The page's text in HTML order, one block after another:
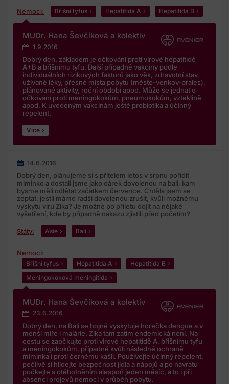
Nemoci: Břišní tyfus Hepatitida A Hepatitida B
MUDr. Hana Ševčíková a kolektiv
1.9.2016
Dobrý den, základem je očkování proti virové hepatitidě
A+B a břišnímu tyfu. Další případné vakcíny podle
individuálních rizikových faktorů jako věk, zdravotní stav,
užívané léky, přesné místa pobytu (město-venkov-prales),
plánované aktivity, roční období apod. Může se jednat o
očkování proti meningokokům, pneumokokům, vzteklině
apod. K uvedeným vakcínám ještě probiotika a účinný
repelent.
Více
14.6.2016
Dobrý den, plánujeme si s přítelem letos v srpnu pořídit
miminko a dostali jsme jako dárek dovolenou na bali, kam
bysme měli odlétat začátkem července. Chtěla jsem se
zeptat, jestli máme radši dovolenou zrušit, kvůli možnému
výskytu viru Zika? Je možné po příletu dojít na nějaké
vyšetření, kde by případně nákazu zjistili před početím?
Státy: Asie Bali
Nemoci:
Břišní tyfus Hepatitida A
Hepatitida B
Meningokoková meningitida
MUDr. Hana Ševčíková a kolektiv
23.6.2016
Dobrý den, na Bali se hojně vyskytuje horečka dengue a v
menší míře i malárie. Zika tam zatím endemická není. Na
cestu se zaočkujte proti virové hepatitidě A, břišnímu tyfu
a meningokokům, případně kvůli následné ochraně
miminka i proti černému kašli. Používejte účinný repelent,
pečlivě si hlídejte bezpečnost jídla a nápojů a po návratu
počkejte s otěhotněním alespoň jeden měsíc, a to i při
absenci projevů nemoci v průběh pobytu.